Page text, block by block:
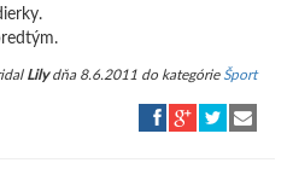
Lilydňa 8.6.2011 do kategórie Šport